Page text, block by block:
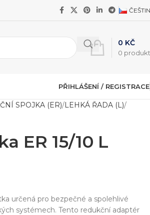
0
0 KČ
PŘIHLÁŠENÍ / REGISTRACE
SPOJKA (ER) LEHKÁ ŘADA (L)
ER 15/10 L
určená pro bezpečné a spolehlivé
systémech. Tento redukční adaptér